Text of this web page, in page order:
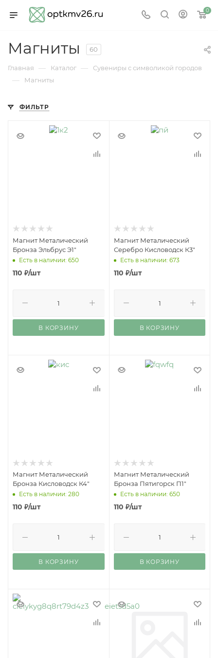
0
Магниты 60
Главная — Каталог — Сувениры с символикой городов
— Магниты
ФИЛЬТР
Магнит Металический
Бронза Эльбрус Э1"
Есть в наличии: 650
110 ₽/шт
В КОРЗИНУ
Магнит Металический
Серебро Кисловодск К3"
Есть в наличии: 673
110 ₽/шт
В КОРЗИНУ
Магнит Металический
Бронза Кисловодск К4"
Есть в наличии: 280
110 ₽/шт
В КОРЗИНУ
Магнит Металический
Бронза Пятигорск П1"
Есть в наличии: 650
110 ₽/шт
В КОРЗИНУ